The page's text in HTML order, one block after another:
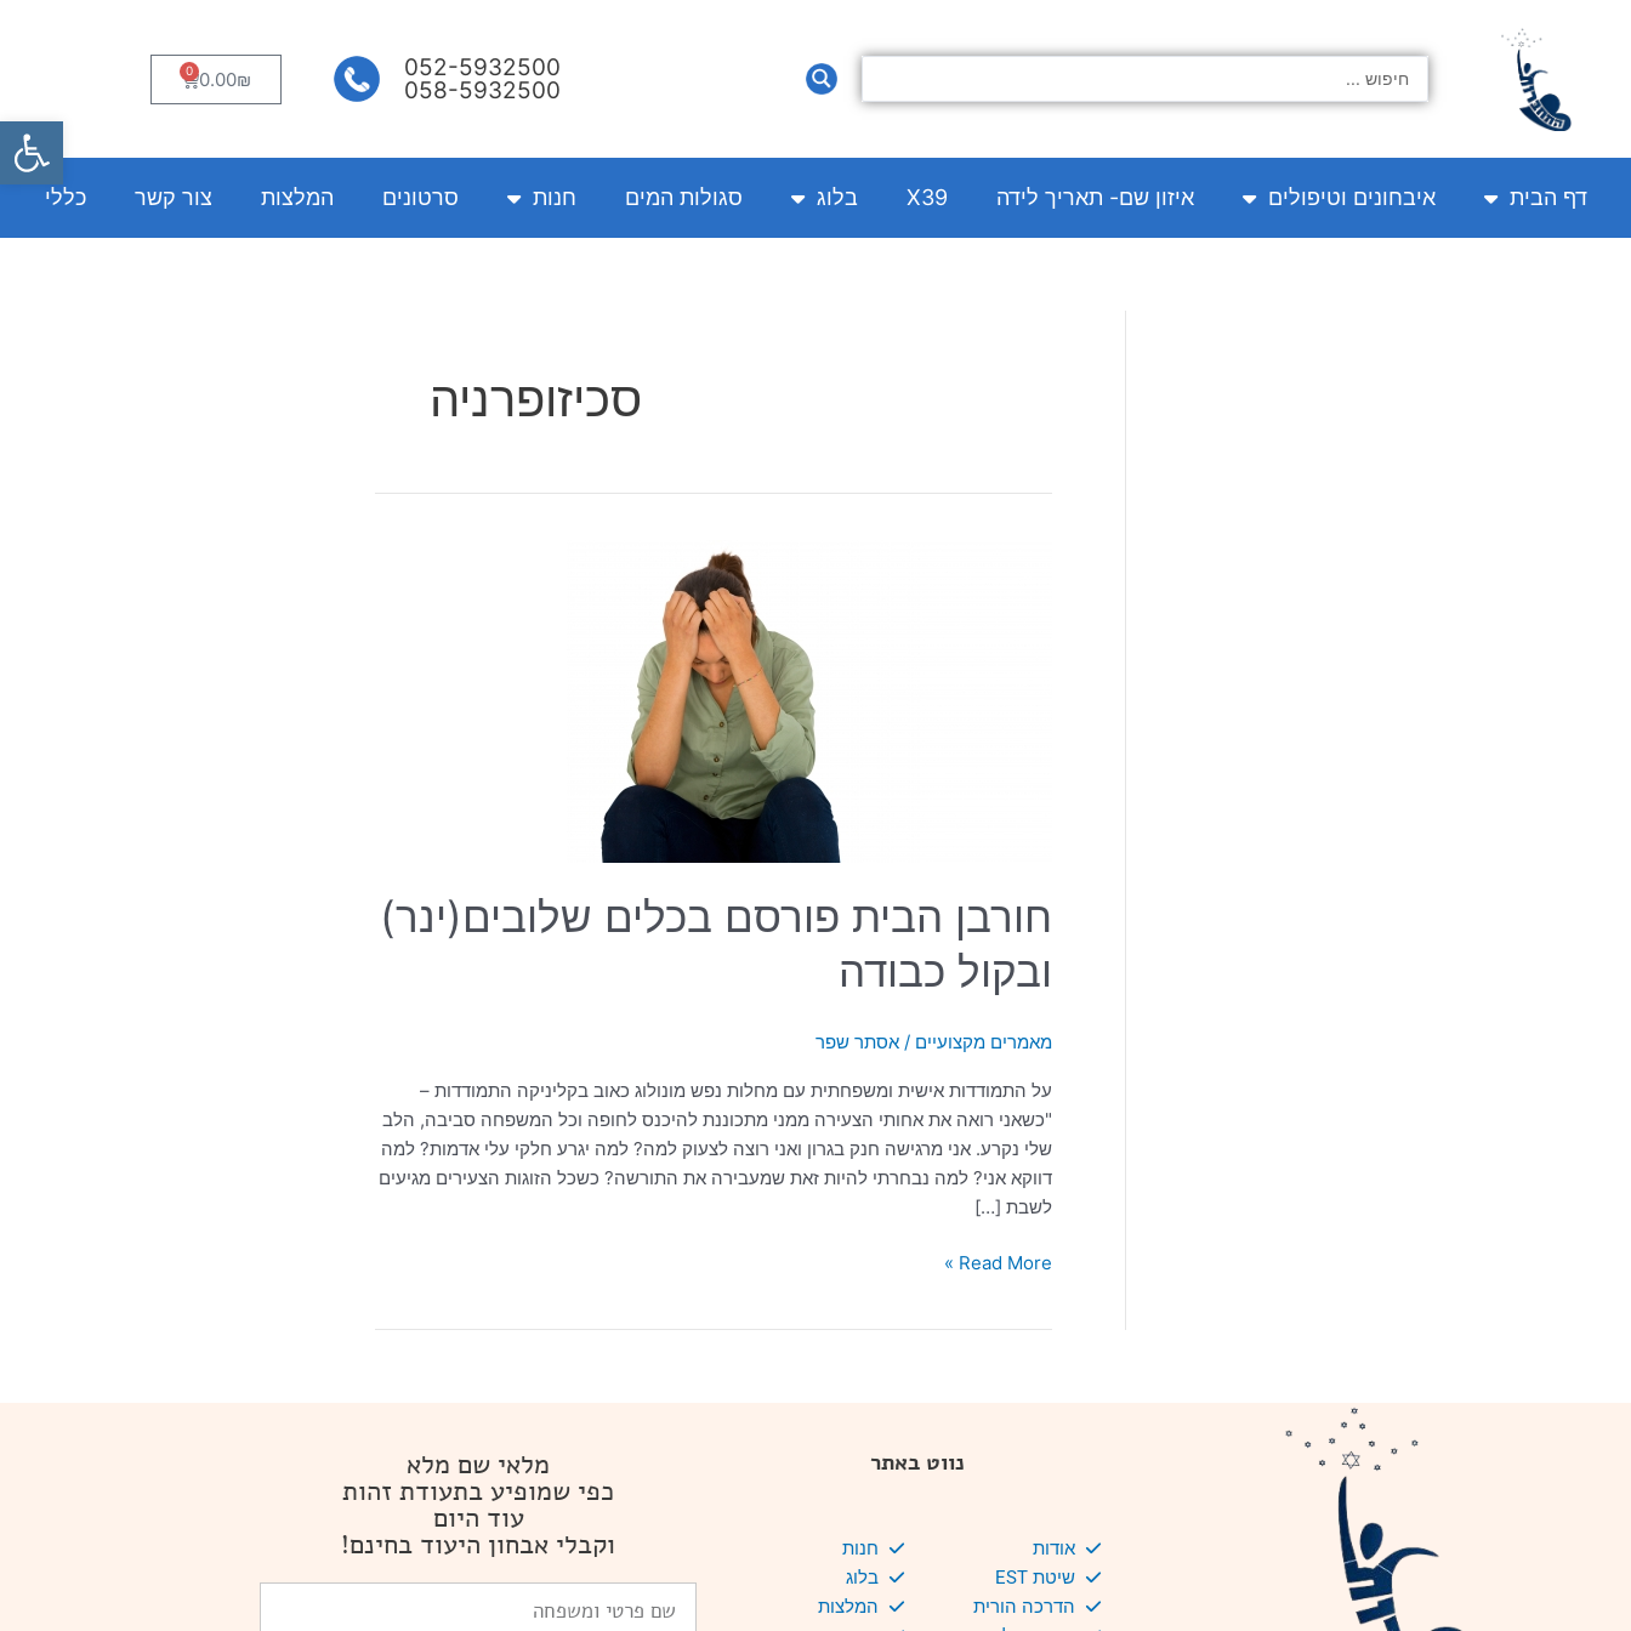
...
052-5932500
058-5932500
0.00₪
0
עגלת
קניות
דף הבית איבחונים וטיפולים איזון שם- תאריך לידה X39 בלוג סגולות המים חנות סרטונים המלצות צור קשר כללי
סכיזופרניה
חורבן הבית פורסם בכלים שלובים(ינר)
ובקול כבודה
מאמרים מקצועיים /אסתר שפר
על התמודדות אישית ומשפחתית עם מחלות נפש מונולוג כאוב בקליניקה התמודדות –
"כשאני רואה את אחותי הצעירה ממני מתכוננת להיכנס לחופה וכל המשפחה סביבה, הלב
שלי נקרע. אני מרגישה חנק בגרון ואני רוצה לצעוק למה? למה יגרע חלקי עלי אדמות? למה
דווקא אני? למה נבחרתי להיות זאת שמעבירה את התורשה? כשכל הזוגות הצעירים מגיעים
לשבת […]
Read More »
נווט באתר
אודות
שיטת EST
הדרכה הורית
חנות
בלוג
המלצות
מלאי שם מלא
כפי שמופיע בתעודת זהות
עוד היום
וקבלי אבחון היעוד בחינם!
פרטי